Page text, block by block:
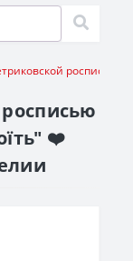
росписью
❤️